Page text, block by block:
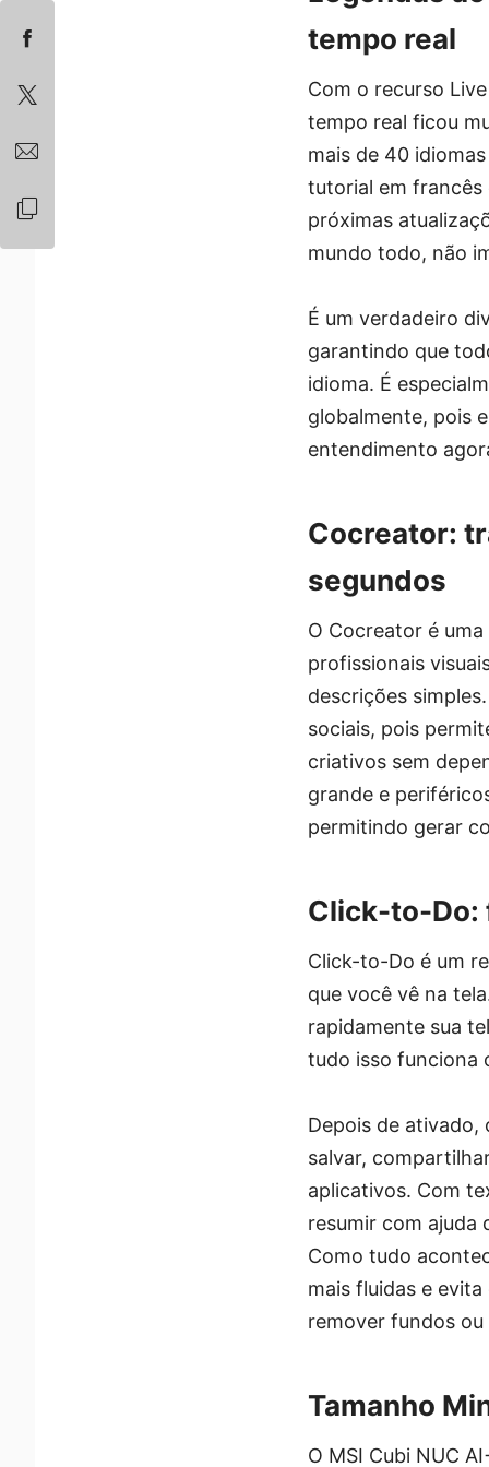
tempo real
Com o recurso
tempo real ficou
mais de 40
tutorial em francês
próximas
mundo todo, não
É um verdadeiro
garantindo que
idioma. É
globalmente, pois
entendimento
Cocreator:
segundos
O Cocreator é
profissionais
descrições
sociais, pois
criativos sem
grande e
permitindo gerar
Click-to-Do:
Click-to-Do é um
que você vê na
rapidamente sua
tudo isso funciona
Depois de ativado,
salvar,
aplicativos. Com
resumir com ajuda
Como tudo
mais fluidas e
remover fundos
Tamanho
O MSI Cubi NUC